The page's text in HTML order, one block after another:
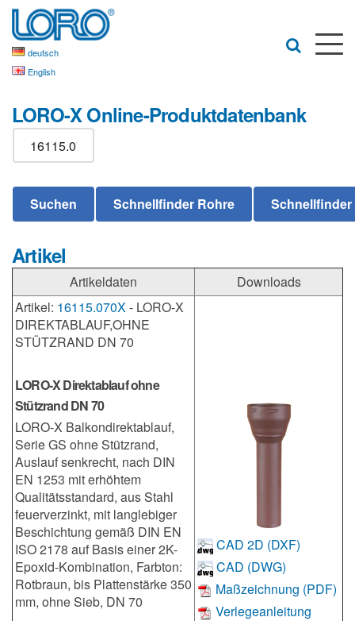
deutsch
English
LORO-X Online-Produktdatenbank
Artikel
Artikeldaten
Downloads
Artikel: 16115.070X- LORO-X
DIREKTABLAUF,OHNE
STÜTZRAND DN 70
LORO-X Direktablauf ohne
Stützrand DN 70
LORO-X Balkondirektablauf,
Serie GS ohne Stützrand,
Auslauf senkrecht, nach DIN
EN 1253 mit erhöhtem
Qualitätsstandard, aus Stahl
feuerverzinkt, mit langlebiger
Beschichtung gemäß DIN EN
ISO 2178 auf Basis einer 2K-
Epoxid-Kombination, Farbton:
Rotbraun, bis Plattenstärke 350
mm, ohne Sieb, DN 70
CAD 2D (DXF)
CAD (DWG)
Maßzeichnung (PDF)
Verlegeanleitung